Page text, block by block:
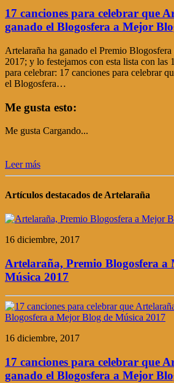
17 canciones para celebrar que
ganado el Blogosfera a Mejor
Artelaraña ha ganado el Premio
2017; y lo festejamos con esta lista con las
para celebrar: 17 canciones para celebrar
el Blogosfera…
Me gusta esto:
Me gusta Cargando...
Leer más
Artículos destacados de Artelaraña
16 diciembre, 2017
Artelaraña, Premio Blogosfera a
Música 2017
16 diciembre, 2017
17 canciones para celebrar que
ganado el Blogosfera a Mejor